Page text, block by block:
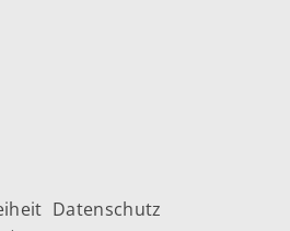
Datenschutz